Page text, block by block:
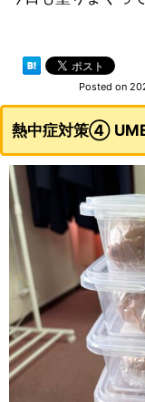
Posted on
熱中症対策④